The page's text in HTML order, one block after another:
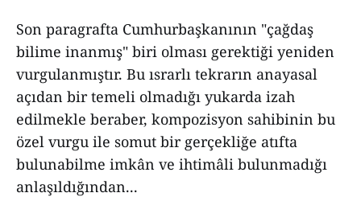
Son paragrafta Cumhurbaşkanının "çağdaş
bilime inanmış" biri olması gerektiği yeniden
vurgulanmıştır. Bu ısrarlı tekrarın anayasal
açıdan bir temeli olmadığı yukarda izah
edilmekle beraber, kompozisyon sahibinin bu
özel vurgu ile somut bir gerçekliğe atıfta
bulunabilme imkân ve ihtimâli bulunmadığı
anlaşıldığından...